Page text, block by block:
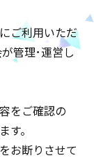
ご利用いただ
管理･運営し
をご確認の
。
お断りさせて